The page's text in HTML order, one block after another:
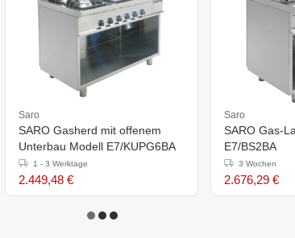
Saro
SARO Gasherd mit offenem
Unterbau Modell E7/KUPG6BA
1 - 3 Werktage
2.449,48 €
Saro
SARO Gas-
E7/BS2BA
3 Wochen
2.676,29 €